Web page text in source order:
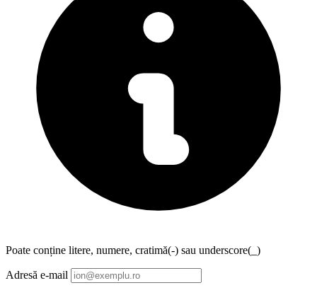
Poate conține litere, numere, cratimă(-) sau underscore(_)
Adresă e-mail